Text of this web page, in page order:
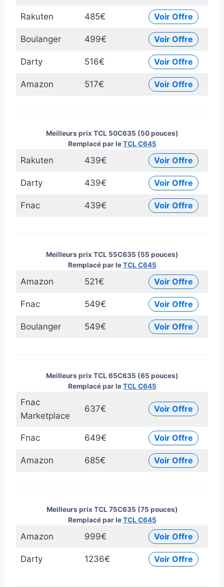
Rakuten 485€ Voir Offre
Boulanger 499€ Voir Offre
Darty 516€ Voir Offre
Amazon 517€ Voir Offre
Rakuten 439€ Voir Offre
Darty 439€ Voir Offre
Fnac 439€ Voir Offre
Meilleurs prix TCL 50C635 (50 pouces)
Remplacé par leTCL C645
Amazon 521€ Voir Offre
Fnac 549€ Voir Offre
Boulanger 549€ Voir Offre
Meilleurs prix TCL 55C635 (55 pouces)
Remplacé par leTCL C645
Fnac
Marketplace
637€ Voir Offre
Fnac 649€ Voir Offre
Amazon 685€ Voir Offre
Meilleurs prix TCL 65C635 (65 pouces)
Remplacé par leTCL C645
Amazon 999€ Voir Offre
Darty 1236€ Voir Offre
Meilleurs prix TCL 75C635 (75 pouces)
Remplacé par leTCL C645